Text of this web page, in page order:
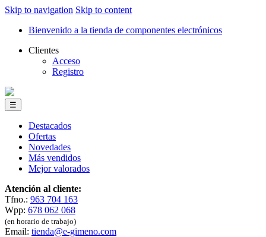
Skip to navigation Skip to content
Bienvenido a la tienda de componentes electrónicos
Clientes
Acceso
Registro
☰
Destacados
Ofertas
Novedades
Más vendidos
Mejor valorados
Atención al cliente:
Tfno.: 963 704 163
Wpp: 678 062 068
(en horario de trabajo)
Email: tienda@e-gimeno.com